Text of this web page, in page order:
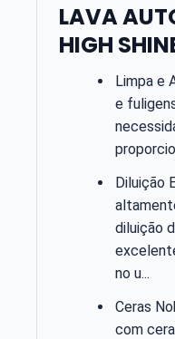
LAVA
HIGH
Limpa e
e
Diluição
diluição
no u...
Ceras
com